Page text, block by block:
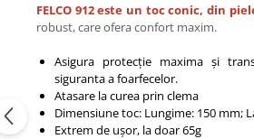
FELCO 912 este un toc conic, din
robust, care ofera confort maxim.
Asigura protecție maxima și
siguranta a foarfecelor.
Atasare la curea prin clema
Dimensiune toc: Lungime: 150 mm;
Extrem de ușor, la doar 65g